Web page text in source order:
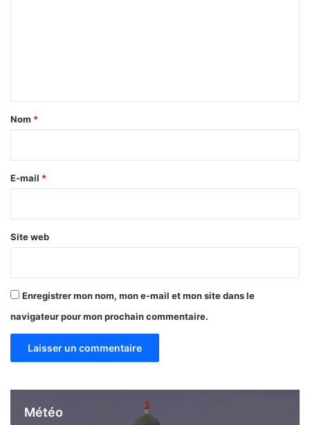
a
e
Nom *
E-mail *
Site web
Enregistrer mon nom, mon e-mail et mon site dans le
navigateur pour mon prochain commentaire.
Météo